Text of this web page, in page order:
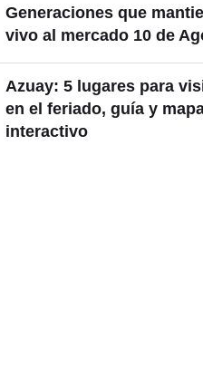
Generaciones que
vivo al mercado 10 de
Azuay: 5 lugares para
en el feriado, guía y
interactivo